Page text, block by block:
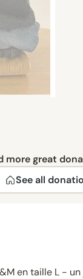
more great
See all
en taille L -